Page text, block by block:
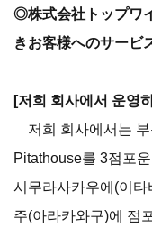
◎株式会社トップワ
きお客様へのサービ
[저희 회사에서 운영
저희 회사에서는 부
Pitathouse를 3점포
시무라사카우에(이타
주(아라카와구)에 점